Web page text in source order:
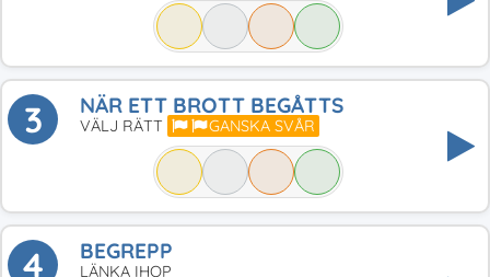
3 NÄR ETT BROTT BEGÅTTS
VÄLJ RÄTT GANSKA SVÅR
4 BEGREPP
LÄNKA IHOP